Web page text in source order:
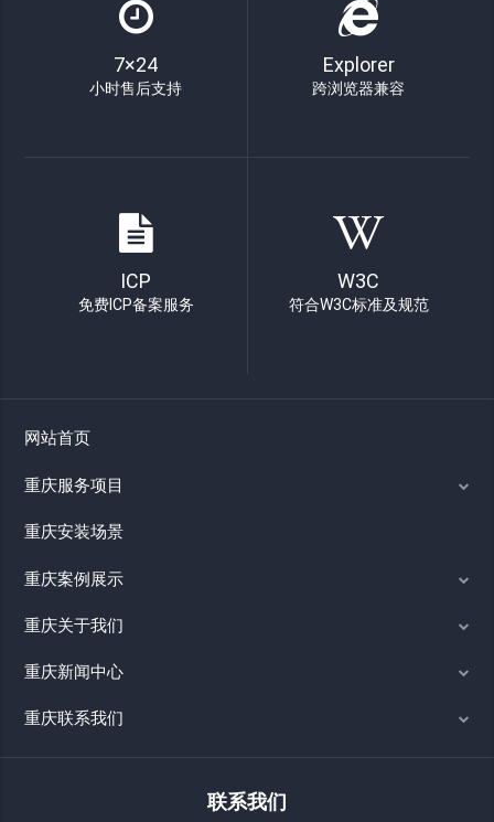
7×24
小时售后支持
Explorer
跨浏览器兼容
ICP
免费ICP备案服务
W3C
符合W3C标准及规范
网站首页
重庆服务项目
重庆安装场景
重庆案例展示
重庆关于我们
重庆新闻中心
重庆联系我们
联系我们